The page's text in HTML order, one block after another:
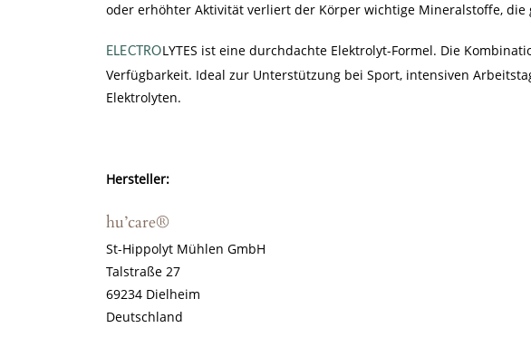
oder erhöhter Aktivität verliert der Körper wichtige Mineralstoffe, die
ELECTROLYTES ist eine durchdachte Elektrolyt-Formel. Die
Verfügbarkeit. Ideal zur Unterstützung bei Sport, intensiven
Elektrolyten.
Hersteller:
hu’care®
St-Hippolyt Mühlen GmbH
Talstraße 27
69234 Dielheim
Deutschland